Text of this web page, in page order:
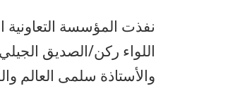
نفذت المؤسسة
اللواء ركن/الصديق
والأستاذة سلمى العالم